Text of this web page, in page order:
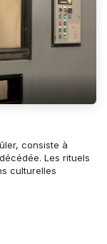
consiste à
Les rituels
culturelles